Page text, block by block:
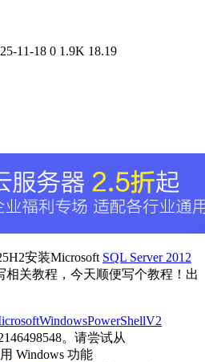
11-18 0 1.9K 18.19
安装Microsoft SQL Server 2012
相关教程，今天顺便写个教程！出
。请尝试从
Windows 功能